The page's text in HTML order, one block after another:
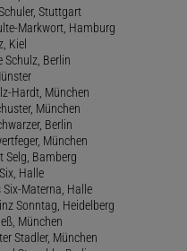
Stuttgart
Markwort, Hamburg
Kiel
Schulz, Berlin
Hardt, München
München
Berlin
München
Selg, Bamberg
Halle
Six-Materna, Halle
Sonntag, Heidelberg
München
Stadler, München